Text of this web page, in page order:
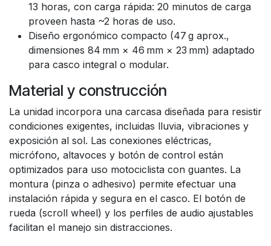
13 horas, con carga rápida: 20 minutos de carga
proveen hasta ~2 horas de uso.
Diseño ergonómico compacto (47 g aprox.,
dimensiones 84 mm × 46 mm × 23 mm) adaptado
para casco integral o modular.
Material y construcción
La unidad incorpora una carcasa diseñada para resistir
condiciones exigentes, incluidas lluvia, vibraciones y
exposición al sol. Las conexiones eléctricas,
micrófono, altavoces y botón de control están
optimizados para uso motociclista con guantes. La
montura (pinza o adhesivo) permite efectuar una
instalación rápida y segura en el casco. El botón de
rueda (scroll wheel) y los perfiles de audio ajustables
facilitan el manejo sin distracciones.